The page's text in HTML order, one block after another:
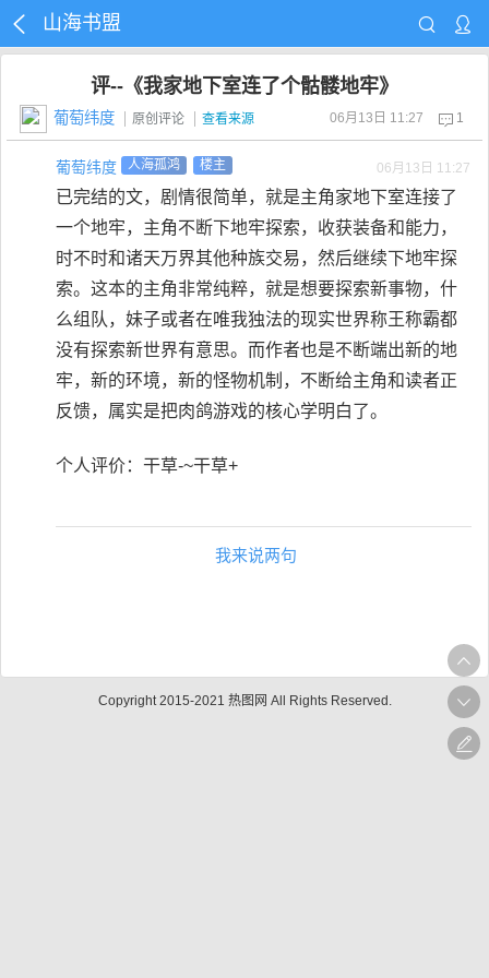
山海书盟
评--《我家地下室连了个骷髅地牢》
葡萄纬度 原创评论 查看来源 06月13日 11:27 1
葡萄纬度 人海孤鸿 楼主 06月13日 11:27
已完结的文，剧情很简单，就是主角家地下室连接了
一个地牢，主角不断下地牢探索，收获装备和能力，
时不时和诸天万界其他种族交易，然后继续下地牢探
索。这本的主角非常纯粹，就是想要探索新事物，什
么组队，妹子或者在唯我独法的现实世界称王称霸都
没有探索新世界有意思。而作者也是不断端出新的地
牢，新的环境，新的怪物机制，不断给主角和读者正
反馈，属实是把肉鸽游戏的核心学明白了。
个人评价：干草-~干草+
我来说两句
Copyright 2015-2021 热图网 All Rights Reserved.